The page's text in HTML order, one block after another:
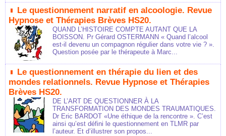
Le questionnement narratif en alcoologie. Revue
Hypnose et Thérapies Brèves HS20.
QUAND L’HISTOIRE COMPTE AUTANT QUE LA
BOISSON. Pr Gérard OSTERMANN « Quand l’alcool
est-il devenu un compagnon régulier dans votre vie ? ».
Question posée par le thérapeute à Marc...
Le questionnement en thérapie du lien et des
mondes relationnels. Revue Hypnose et Thérapies
Brèves HS20.
DE L’ART DE QUESTIONNER À LA
TRANSFORMATION DES MONDES TRAUMATIQUES.
Dr Eric BARDOT «Une éthique de la rencontre ». C’est
ainsi qu’est défini le questionnement en TLMR par
l’auteur. Et d’illustrer son propos...